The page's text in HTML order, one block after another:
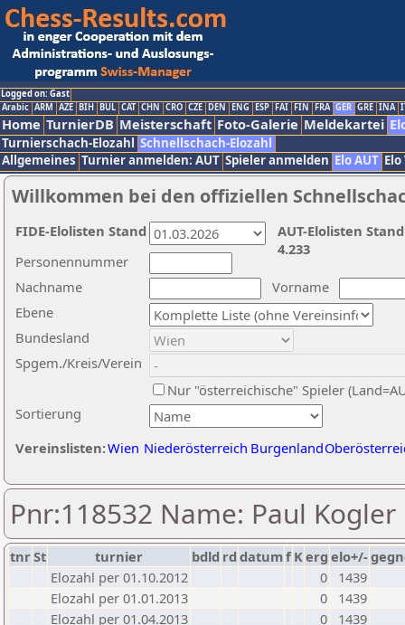
Logged on: Gast
Arabic ARM AZE BIH BUL CAT CHN CRO CZE DEN ENG ESP FAI FIN FRA GER GRE INA
Home TurnierDB Meisterschaft Foto-Galerie Meldekartei
Turnierschach-Elozahl Schnellschach-Elozahl
Allgemeines Turnier anmelden: AUT Spieler anmelden Elo AUT
Willkommen bei den offiziellen
Nachname
Vorname
Ebene
Sortierung
Personennummer
Bundesland
Spgem./Kreis/Verein
Nur "österreichische" Spieler
Vereinslisten:Wien Niederösterreich Burgenland
AUT-Elolisten
4.233
FIDE-Elolisten Stand
Pnr:118532 Name: Paul Kogler
tnrSt turnier bdld rd datumf Kerg elo+/-
Elozahl per 01.10.2012
0
1439
Elozahl per 01.01.2013
0
1439
Elozahl per 01.04.2013
0
1439